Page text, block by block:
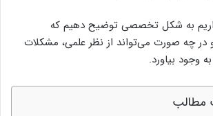
به شکل تخصصی توضیح دهیم که
چه صورت می‌تواند از نظر علمی، مشکلات
وجود بیاورد.
مطالب